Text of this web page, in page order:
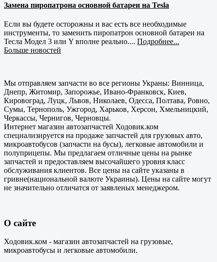
Замена пиропатрона основной батареи на Tesla
Если вы будете осторожны и вас есть все необходимые
инструменты, то заменить пиропатрон основной батареи на
Тесла Модел 3 или Y вполне реально.... Подробнее...
Больше новостей
Мы отправляем запчасти во все регионы Украны: Винница,
Днепр, Житомир, Запорожье, Ивано-Франковск, Киев,
Кировоград, Луцк, Львов, Николаев, Одесса, Полтава, Ровно,
Сумы, Тернополь, Ужгород, Харьков, Херсон, Хмельницкий,
Черкассы, Чернигов, Черновцы.
Интернет магазин автозапчастей Ходовик.ком
специализируется на продаже запчастей для грузовых авто,
микроавтобусов (запчасти на бусы), легковые автомобили и
полуприцепы. Мы предлагаем отличные цены на рынке
запчастей и предоставляем высочайшего уровня класс
обслуживания клиентов. Все цены на сайте указаны в
гривне(национальной валюте Украины). Цены на сайте могут
не значительно отличатся от заявленых менеджером.
О сайте
Ходовик.ком - магазин автозапчастей на грузовые,
микроавтобусы и легковые автомобили.